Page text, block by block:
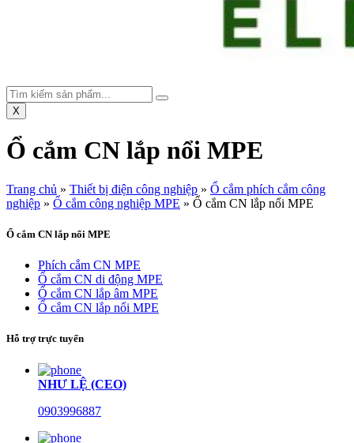
X
Ổ cắm CN lắp nổi MPE
Trang chủ » Thiết bị điện công nghiệp » Ổ cắm phích cắm công
nghiệp » Ổ cắm công nghiệp MPE » Ổ cắm CN lắp nổi MPE
Ổ cắm CN lắp nổi MPE
Phích cắm CN MPE
Ổ cắm CN di động MPE
Ổ cắm CN lắp âm MPE
Ổ cắm CN lắp nổi MPE
Hỗ trợ trực tuyến
NHƯ LỆ (CEO)
0903996887